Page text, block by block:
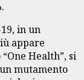
in un
appare
Health”, si
mutamento